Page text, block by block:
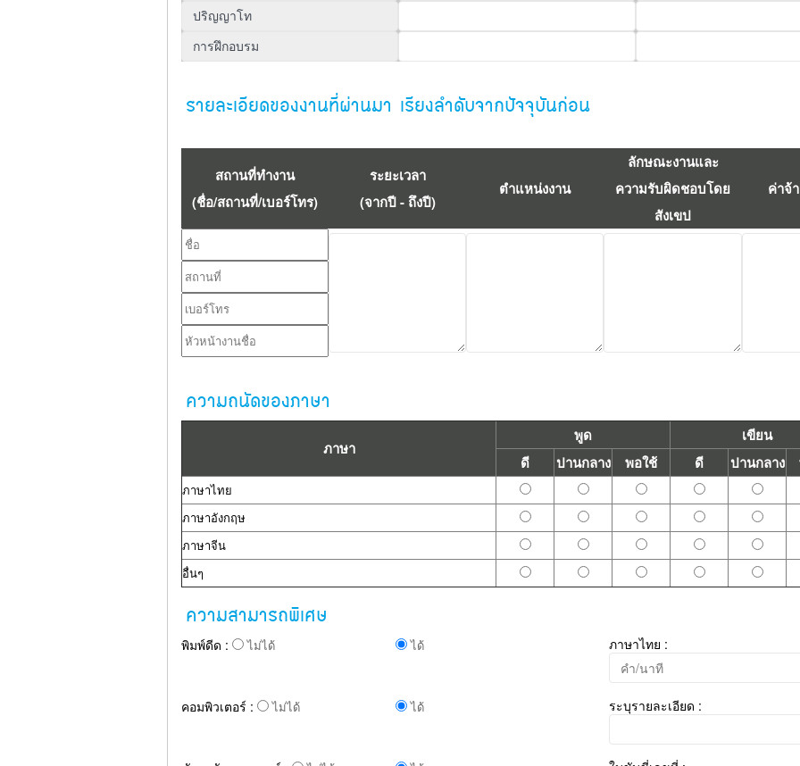
รายละเอียดของงานที่ผ่านมา เรียงลำดับจากปัจจุบันก่อน
สถานที่ทำงาน
(ชื่อ/สถานที่/เบอร์โทร)
ระยะเวลา
(จากปี - ถึงปี)
ตำแหน่งงาน
ลักษณะงานและ
ความรับผิดชอบโดย
สังเขป
ค่าจ้
ความถนัดของภาษา
ภาษา
พูด เขียน
ดี
ปานกลาง พอใช้ ดี ปานกลาง
ภาษาไทย
ภาษาอังกฤษ
ภาษาจีน
อื่นๆ
ความสามารถพิเศษ
พิมพ์ดีด : ไม่ได้ ได้ ภาษาไทย :
คอมพิวเตอร์ : ไม่ได้ ได้ ระบุรายละเอียด :